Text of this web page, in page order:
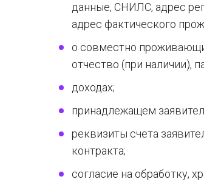
данные, СНИЛС, адрес
адрес фактического
о совместно
отчество (при наличии),
доходах;
принадлежащем
реквизиты счета
контракта;
согласие на обработку,